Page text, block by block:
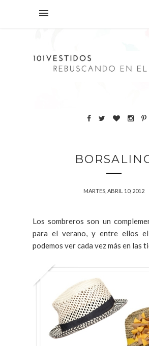
MARTES, ABRIL 10, 2012
Los sombreros son un
para el verano, y entre ellos
podemos ver cada vez más en las